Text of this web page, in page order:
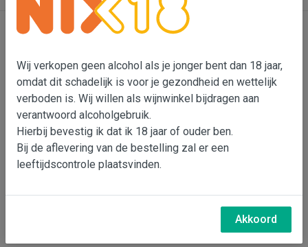
Contact
Bensdorp Wijnen, De Confrerie en Wijnkado
Bedrijventerrein 'De Vutter'
De Beverspijken 20 L
5221 ED 's-Hertogenbosch (Engelen)
Wouter Bensdorp
M 06-22993764
Wij verkopen geen alcohol als je jonger bent dan 18 jaar,
omdat dit schadelijk is voor je gezondheid en wettelijk
verboden is. Wij willen als wijnwinkel bijdragen aan
verantwoord alcoholgebruik.
Hierbij bevestig ik dat ik 18 jaar of ouder ben.
Bij de aflevering van de bestelling zal er een
leeftijdscontrole plaatsvinden.
Akkoord